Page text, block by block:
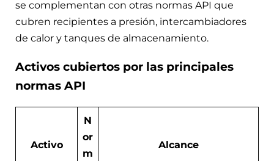
se complementan con otras normas API que
cubren recipientes a presión, intercambiadores
de calor y tanques de almacenamiento.
Activos cubiertos por las principales
normas API
Activo
N
or
m
Alcance